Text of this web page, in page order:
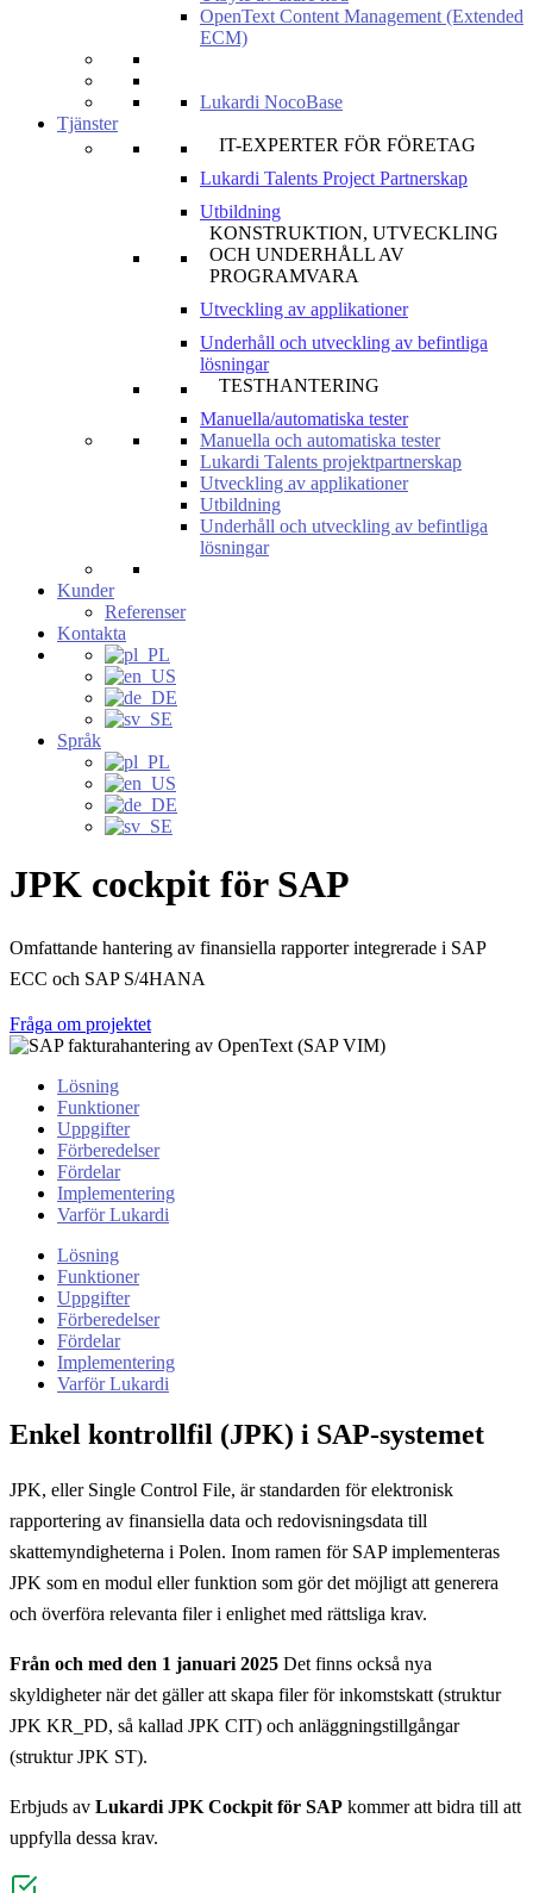
OpenText Content Management (Extended
ECM)
Lukardi NocoBase
Tjänster
IT-EXPERTER FÖR FÖRETAG
Lukardi Talents Project Partnerskap
Utbildning
KONSTRUKTION, UTVECKLING
OCH UNDERHÅLL AV
PROGRAMVARA
Utveckling av applikationer
Underhåll och utveckling av befintliga
lösningar
TESTHANTERING
Manuella/automatiska tester
Manuella och automatiska tester
Lukardi Talents projektpartnerskap
Utveckling av applikationer
Utbildning
Underhåll och utveckling av befintliga
lösningar
Kunder
Referenser
Kontakta
Språk
JPK cockpit för SAP
Omfattande hantering av finansiella rapporter integrerade i SAP
ECC och SAP S/4HANA
Fråga om projektet
Lösning
Funktioner
Uppgifter
Förberedelser
Fördelar
Implementering
Varför Lukardi
Lösning
Funktioner
Uppgifter
Förberedelser
Fördelar
Implementering
Varför Lukardi
Enkel kontrollfil (JPK) i SAP-systemet
JPK, eller Single Control File, är standarden för elektronisk
rapportering av finansiella data och redovisningsdata till
skattemyndigheterna i Polen. Inom ramen för SAP implementeras
JPK som en modul eller funktion som gör det möjligt att generera
och överföra relevanta filer i enlighet med rättsliga krav.
Från och med den 1 januari 2025 Det finns också nya
skyldigheter när det gäller att skapa filer för inkomstskatt (struktur
JPK KR_PD, så kallad JPK CIT) och anläggningstillgångar
(struktur JPK ST).
Erbjuds av Lukardi JPK Cockpit för SAP kommer att bidra till att
uppfylla dessa krav.